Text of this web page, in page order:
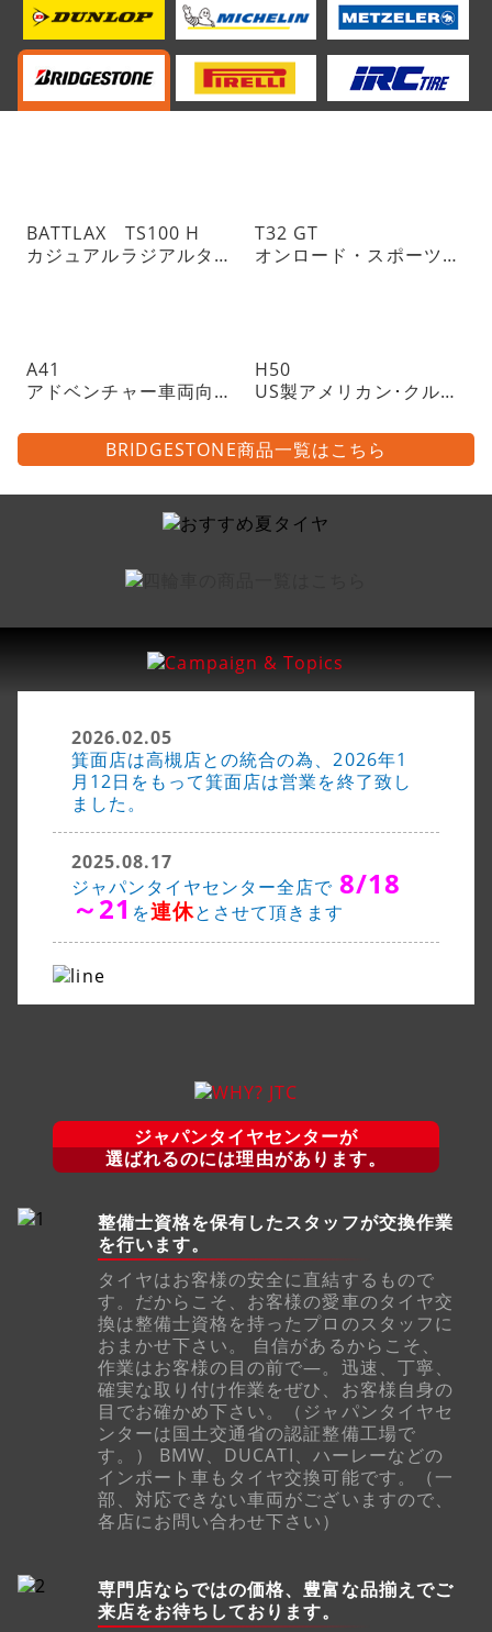
BATTLAX TS100 H
カジュアルラジアルタイヤ
T32 GT
オンロード・スポーツツーリングラジアルタイヤ・チューブレスタイプ
A41
アドベンチャー車両向けトレイル・ラジアルタイヤ・チューブレスタイプ
H50
US製アメリカン･クルーザーに
BRIDGESTONE商品一覧はこちら
2026.02.05
箕面店は高槻店との統合の為、2026年1
月12日をもって箕面店は営業を終了致し
ました。
2025.08.17
ジャパンタイヤセンター全店で 8/18
～21 を連休とさせて頂きます
ジャパンタイヤセンターが
選ばれるのには理由があります。
整備士資格を保有したスタッフが交換作業
を行います。
タイヤはお客様の安全に直結するもので
す。だからこそ、お客様の愛車のタイヤ交
換は整備士資格を持ったプロのスタッフに
おまかせ下さい。 自信があるからこそ、
作業はお客様の目の前で―。迅速、丁寧、
確実な取り付け作業をぜひ、お客様自身の
目でお確かめ下さい。（ジャパンタイヤセ
ンターは国土交通省の認証整備工場で
す。） BMW、DUCATI、ハーレーなどの
インポート車もタイヤ交換可能です。（一
部、対応できない車両がございますので、
各店にお問い合わせ下さい）
専門店ならではの価格、豊富な品揃えでご
来店をお待ちしております。